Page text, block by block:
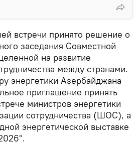
встречи принято решение о
заседания Совместной
на развитие
между странами.
энергетики Азербайджана
приглашение принять
министров энергетики
сотрудничества (ШОС), а
энергетической выставке